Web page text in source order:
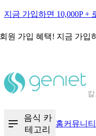
지금 가입하면 10,000P +
원 가입 혜택! 지금 가입
음식 카
테고리
홈커뮤니티